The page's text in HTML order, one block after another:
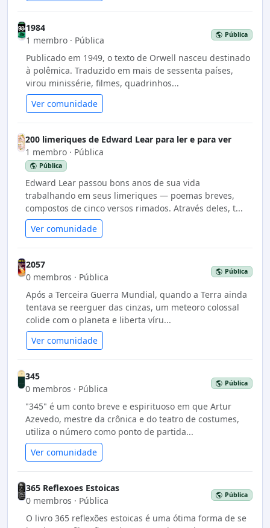
1984
1 membro · Pública
Pública
Publicado em 1949, o texto de Orwell nasceu destinado
à polêmica. Traduzido em mais de sessenta países,
virou minissérie, filmes, quadrinhos...
Ver comunidade
200 limeriques de Edward Lear para ler e para ver
1 membro · Pública
Pública
Edward Lear passou bons anos de sua vida
trabalhando em seus limeriques ― poemas breves,
compostos de cinco versos rimados. Através deles, t...
Ver comunidade
2057
0 membros · Pública
Pública
Após a Terceira Guerra Mundial, quando a Terra ainda
tentava se reerguer das cinzas, um meteoro colossal
colide com o planeta e liberta víru...
Ver comunidade
345
0 membros · Pública
Pública
"345" é um conto breve e espirituoso em que Artur
Azevedo, mestre da crônica e do teatro de costumes,
utiliza o número como ponto de partida...
Ver comunidade
365 Reflexoes Estoicas
0 membros · Pública
Pública
O livro 365 reflexões estoicas é uma ótima forma de se